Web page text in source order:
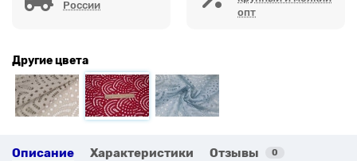
России
опт
Другие цвета
Описание Характеристики Отзывы 0